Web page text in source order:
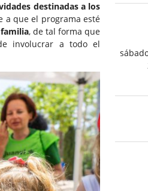
destinadas a los
a que el programa esté
, de tal forma que
involucrar a todo el